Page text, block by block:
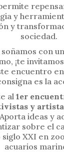
y
y
sociedad.
con
¡te
encuentro
es la
al 1er
y
ideas y
sobre el
siglo XXI en
acuarios